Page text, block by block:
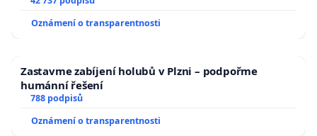
republiky
Oznámení o transparentnosti
Zastavme zabíjení holubů v Plzni – podpořme
humánní řešení
788 podpisů
Oznámení o transparentnosti